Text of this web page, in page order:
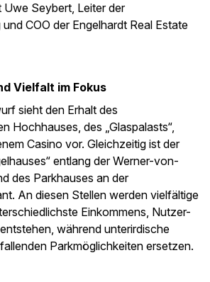
Uwe Seybert, Leiter der
COO der Engelhardt Real Estate
Vielfalt im Fokus
sieht den Erhalt des
Hochhauses, des „Glaspalasts“,
Casino vor. Gleichzeitig ist der
entlang der Werner-von-
des Parkhauses an der
An diesen Stellen werden vielfältige
Einkommens, Nutzer-
während unterirdische
Parkmöglichkeiten ersetzen.